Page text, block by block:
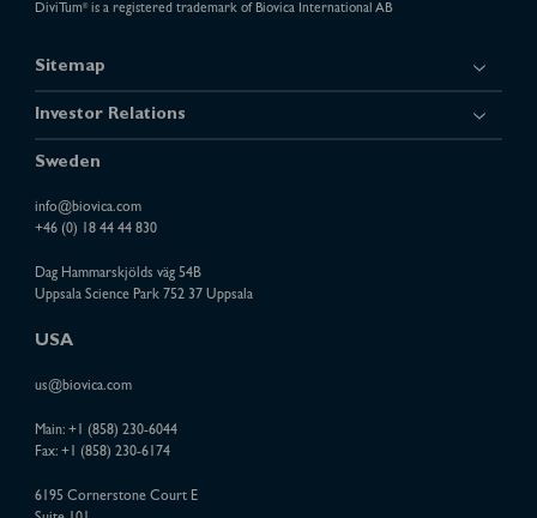
DiviTum®is a registered trademark of Biovica International AB
Sitemap
Investor Relations
Sweden
info@biovica.com
+46 (0) 18 44 44 830
Dag Hammarskjölds väg 54B
Uppsala Science Park 752 37 Uppsala
USA
us@biovica.com
Main: +1 (858) 230-6044
Fax: +1 (858) 230-6174
6195 Cornerstone Court E